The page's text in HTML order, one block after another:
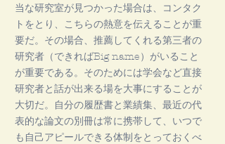
当な研究室が見つかった場合は、コンタク
トをとり、こちらの熱意を伝えることが重
要だ。その場合、推薦してくれる第三者の
研究者（できればBig name）がいること
が重要である。そのためには学会など直接
研究者と話が出来る場を大事にすることが
大切だ。自分の履歴書と業績集、最近の代
表的な論文の別冊は常に携帯して、いつで
も自己アピールできる体制をとっておくべ